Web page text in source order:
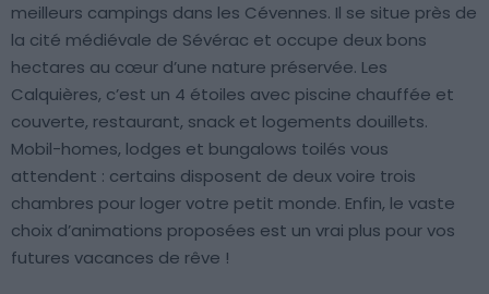
meilleurs campings dans les Cévennes. Il se situe près de
la cité médiévale de Sévérac et occupe deux bons
hectares au cœur d’une nature préservée. Les
Calquières, c’est un 4 étoiles avec piscine chauffée et
couverte, restaurant, snack et logements douillets.
Mobil-homes, lodges et bungalows toilés vous
attendent : certains disposent de deux voire trois
chambres pour loger votre petit monde. Enfin, le vaste
choix d’animations proposées est un vrai plus pour vos
futures vacances de rêve !